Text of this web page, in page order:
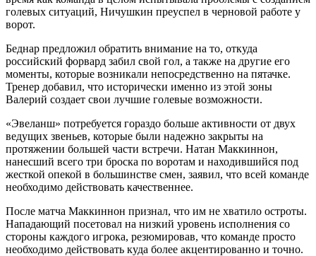
голевых ситуаций, Ничушкин преуспел в черновой работе у
ворот.
Беднар предложил обратить внимание на то, откуда
российский форвард забил свой гол, а также на другие его
моменты, которые возникали непосредственно на пятачке.
Тренер добавил, что исторически именно из этой зоны
Валерий создает свои лучшие голевые возможности.
«Эвеланш» потребуется гораздо больше активности от двух
ведущих звеньев, которые были надежно закрыты на
протяжении большей части встречи. Натан Маккиннон,
нанесший всего три броска по воротам и находившийся под
жесткой опекой в большинстве смен, заявил, что всей команде
необходимо действовать качественнее.
После матча Маккиннон признал, что им не хватило остроты.
Нападающий посетовал на низкий уровень исполнения со
стороны каждого игрока, резюмировав, что команде просто
необходимо действовать куда более акцентированно и точно.